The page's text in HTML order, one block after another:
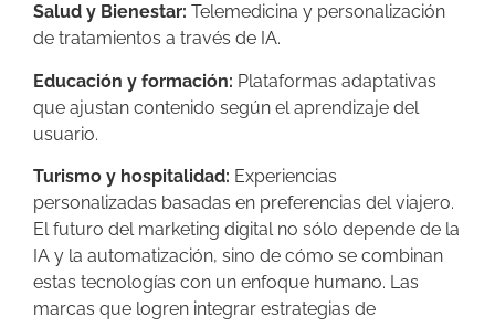
Salud y Bienestar: Telemedicina y personalización
de tratamientos a través de IA.
Educación y formación: Plataformas adaptativas
que ajustan contenido según el aprendizaje del
usuario.
Turismo y hospitalidad: Experiencias
personalizadas basadas en preferencias del viajero.
El futuro del marketing digital no sólo depende de la
IA y la automatización, sino de cómo se combinan
estas tecnologías con un enfoque humano. Las
marcas que logren integrar estrategias de